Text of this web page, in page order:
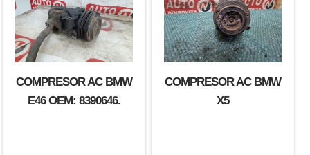
COMPRESOR AC BMW
E46 OEM: 8390646.
COMPRESOR AC BMW
X5